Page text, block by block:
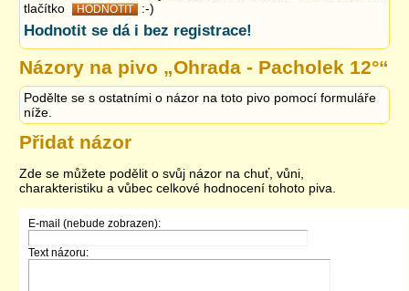
tlačítko
HODNOTIT :-)
Hodnotit se dá i bez registrace!
Názory na pivo „Ohrada - Pacholek 12°“
Podělte se s ostatními o názor na toto pivo pomocí formuláře
níže.
Přidat názor
Zde se můžete podělit o svůj názor na chuť, vůni,
charakteristiku a vůbec celkové hodnocení tohoto piva.
E-mail (nebude zobrazen):
Text názoru: